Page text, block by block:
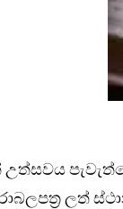
උත්සවය
ලත්